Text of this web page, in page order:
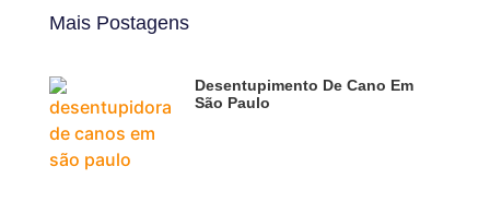
Mais Postagens
Desentupimento De Cano Em
São Paulo